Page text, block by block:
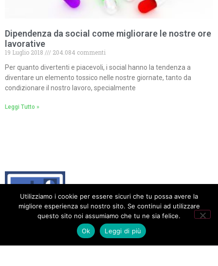
Dipendenza da social come migliorare le nostre ore
lavorative
19 Luglio 2018
204.084 commenti
Per quanto divertenti e piacevoli, i social hanno la tendenza a
diventare un elemento tossico nelle nostre giornate, tanto da
condizionare il nostro lavoro, specialmente
Leggi Tutto »
Animatic: Internet per tutti
Privacy Policy
Cookie Policy
Utilizziamo i cookie per essere sicuri che tu possa avere la
migliore esperienza sul nostro sito. Se continui ad utilizzare
questo sito noi assumiamo che tu ne sia felice.
Ok
Leggi di più